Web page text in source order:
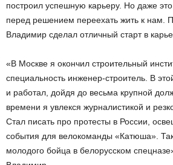
построил успешную карьеру. Но даже
перед решением переехать жить к нам.
Владимир сделал отличный старт в
«В Москве я окончил строительный
специальность инженер-строитель. В
и работал, дойдя до весьма крупной
времени я увлекся журналистикой и
Стал писать про протесты в России,
события для велокоманды «Катюша».
молодого бойца в белорусском